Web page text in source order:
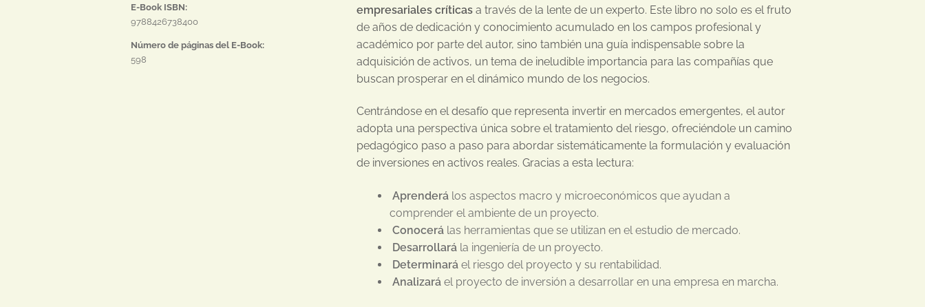
E-Book ISBN:
9788426738400
Número de páginas del E-Book:
598
empresariales críticas a través de la lente de un experto. Este libro no solo es el fruto
de años de dedicación y conocimiento acumulado en los campos profesional y
académico por parte del autor, sino también una guía indispensable sobre la
adquisición de activos, un tema de ineludible importancia para las compañías que
buscan prosperar en el dinámico mundo de los negocios.
Centrándose en el desafío que representa invertir en mercados emergentes, el autor
adopta una perspectiva única sobre el tratamiento del riesgo, ofreciéndole un camino
pedagógico paso a paso para abordar sistemáticamente la formulación y evaluación
de inversiones en activos reales. Gracias a esta lectura:
Aprenderá los aspectos macro y microeconómicos que ayudan a
comprender el ambiente de un proyecto.
Conocerá las herramientas que se utilizan en el estudio de mercado.
Desarrollará la ingeniería de un proyecto.
Determinará el riesgo del proyecto y su rentabilidad.
Analizará el proyecto de inversión a desarrollar en una empresa en marcha.